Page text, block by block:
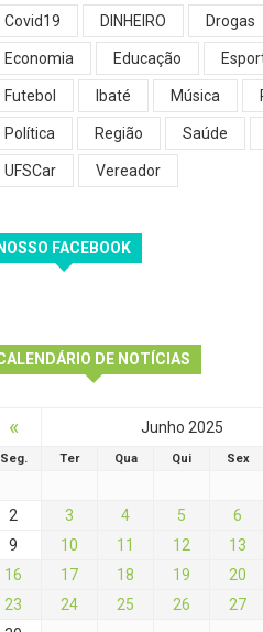
Covid19 DINHEIRO Drogas
Economia Educação
Futebol Ibaté Música
Política Região Saúde
UFSCar Vereador
FACEBOOK
DE NOTÍCIAS
« Junho 2025
Seg. Ter Qua Qui Sex
2
3 4 5 6
9
10 11 12 13
16
17 18 19 20
23
24 25 26 27